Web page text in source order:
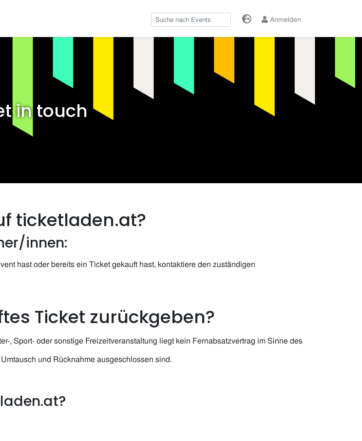
Anmelden
in touch
ticketladen.at?
innen:
hast oder bereits ein Ticket gekauft hast, kontaktiere den zuständigen
Ticket zurückgeben?
, Sport- oder sonstige Freizeitveranstaltung liegt kein Fernabsatzvertrag im Sinne des
und Rücknahme ausgeschlossen sind.